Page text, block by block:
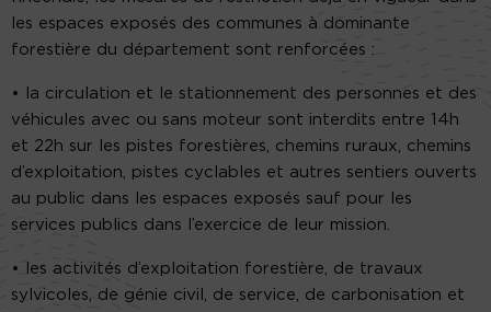
les espaces exposés des communes à dominante
forestière du département sont renforcées :
• la circulation et le stationnement des personnes et des
véhicules avec ou sans moteur sont interdits entre 14h
et 22h sur les pistes forestières, chemins ruraux, chemins
d’exploitation, pistes cyclables et autres sentiers ouverts
au public dans les espaces exposés sauf pour les
services publics dans l’exercice de leur mission.
• les activités d’exploitation forestière, de travaux
sylvicoles, de génie civil, de service, de carbonisation et